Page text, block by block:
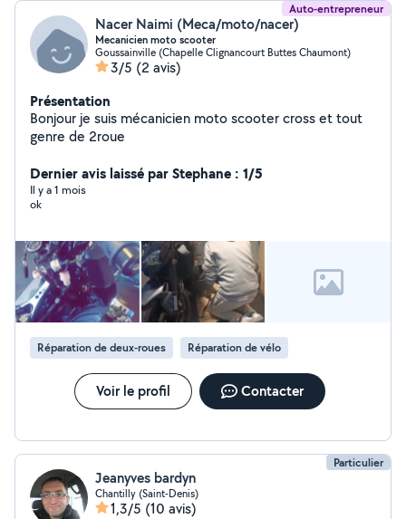
Auto-entrepreneur
Nacer Naimi (Meca/moto/nacer)
Mecanicien moto scooter
Goussainville (Chapelle Clignancourt Buttes Chaumont)
3/5 (2 avis)
Présentation
Bonjour je suis mécanicien moto scooter cross et tout
genre de 2roue
Dernier avis laissé par Stephane : 1/5
Il y a 1 mois
ok
Réparation de deux-roues Réparation de vélo
Voir le profil Contacter
Particulier
Jeanyves bardyn
Chantilly (Saint-Denis)
1,3/5 (10 avis)